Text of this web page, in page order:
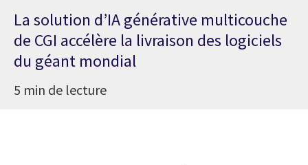
La solution d’IA générative multicouche
de CGI accélère la livraison des logiciels
du géant mondial
5 min de lecture